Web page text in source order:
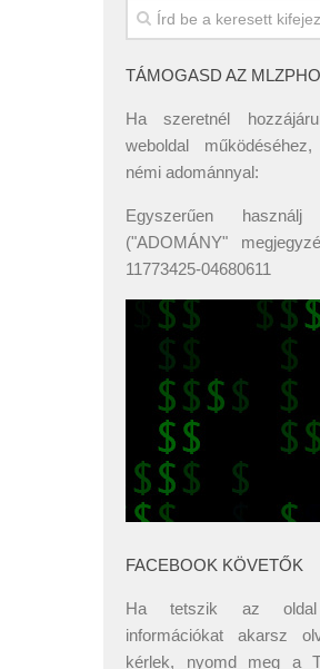
TÁMOGASD AZ
Ha szeretnél
weboldal
némi adománnyal:
Egyszerűen
("ADOMÁNY"
11773425-04680611
FACEBOOK KÖVETŐK
Ha tetszik az
információkat akarsz
kérlek, nyomd meg a